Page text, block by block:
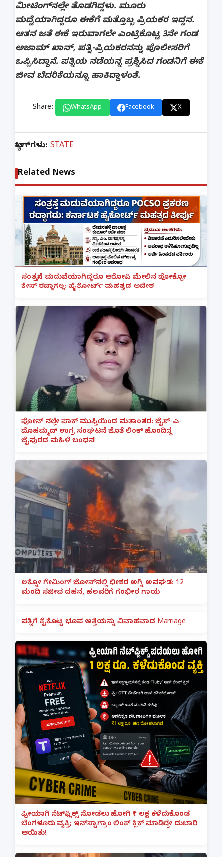
ಮೀಟಿಂಗ್​ನಲ್ಲೇ ತೊಡಗಿದ್ದಳು. ಮೂರು
ಮದ್ವೆಯಾಗಿದ್ದರೂ ಈಕೆಗೆ ಮತ್ತೊಬ್ಬ ಪ್ರಿಯಕರ ಇದ್ದನ.
ಆತನ ಜತೆ ಈಕೆ ಇರುವಾಗಲೇ ಎಂಟ್ರಿಕೊಟ್ಟ 3ನೇ ಗಂಡ
ಅಜಾಮ್​ ಖಾನ್​, ಪತ್ನಿ-ಪ್ರಿಯಕರನನ್ನು ಪೊಲೀಸರಿಗೆ
ಒಪ್ಪಿಸಿದ್ದಾನೆ. ಪತ್ನಿಯ ನಡೆಯನ್ನ ಪ್ರಶ್ನಿಸಿದ ಗಂಡನಿಗೆ ಈಕೆ
ಜೀವ ಬೆದರಿಕೆಯನ್ನೂ ಹಾಕಿದ್ದಾಳಂತೆ.
Share: WhatsApp Facebook X
ಟ್ಯಾಗ್‌ಗಳು: STATE
Related News
ಸಂತ್ರಸ್ತೆಗೆ ಮದುವೆಯಾಗಿದ್ದರೂ ಆರೋಪಿ ಮೇಲಿನ ಪೋಕ್ಸೋ
ಕೇಸ್ ರದ್ದಾಗಲ್ಲ: ಹೈಕೋರ್ಟ್ ಮಹತ್ವದ ಆದೇಶ
ಫೋನ್ ನಲ್ಲೇ ಪಾಕ್ ಮುಫ್ತಿಯಿಂದ ಮತಾಂತರ: ಜೈಶ್-ಎ-
ಮೊಹಮ್ಮದ್ ಉಗ್ರ ಸಂಘಟನೆ ಜೊತೆ ಲಿಂಕ್ ಹೊಂದಿದ್ದ
ಜೈಪುರದ ಮಹಿಳೆ ಬಂಧನ!
ಲಕ್ನೋ ಗೇಮಿಂಗ್ ಜೋನ್‌ನಲ್ಲಿ ಭೀಕರ ಅಗ್ನಿ ಅವಘಡ: 12
ಮಂದಿ ಸಜೀವ ದಹನ, ಹಲವರಿಗೆ ಗಂಭೀರ ಗಾಯ
ಪತ್ನಿಗೆ ಕೈಕೊಟ್ಟ ಭೂಪ ಅತ್ತೆಯನ್ನು ವಿವಾಹವಾದ Marriage
ಫ್ರೀಯಾಗಿ ನೆಟ್‌ಫ್ಲಿಕ್ಸ್ ನೋಡಲು ಹೋಗಿ ₹1 ಲಕ್ಷ ಕಳೆದುಕೊಂಡ
ಬೆಂಗಳೂರು ವ್ಯಕ್ತಿ; ಇನ್‌ಸ್ಟಾಗ್ರಾಂ ಲಿಂಕ್ ಕ್ಲಿಕ್ ಮಾಡಿದ್ದೇ ದುಬಾರಿ
ಆಯಿತು!